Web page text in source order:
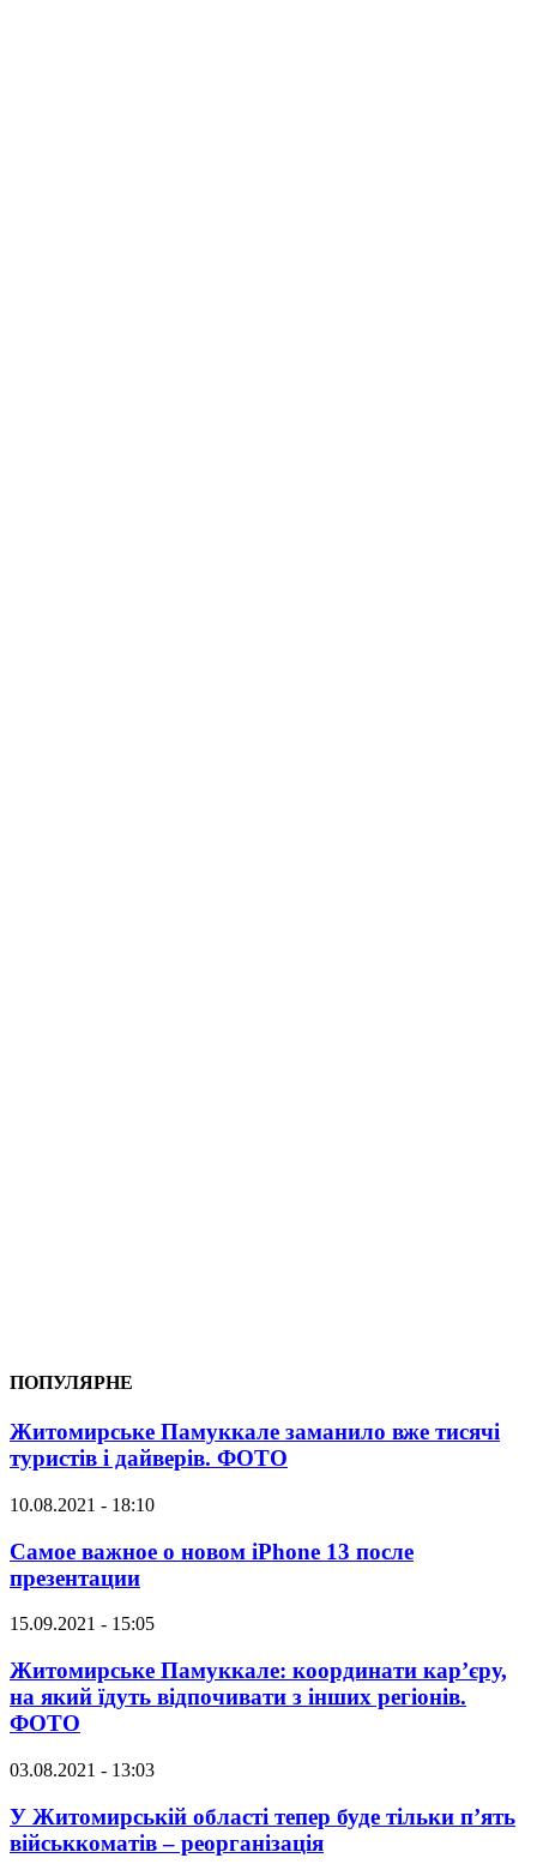
ПОПУЛЯРНЕ
Житомирське Памуккале заманило вже тисячі
туристів і дайверів. ФОТО
10.08.2021 - 18:10
Самое важное о новом iPhone 13 после
презентации
15.09.2021 - 15:05
Житомирське Памуккале: координати кар’єру,
на який їдуть відпочивати з інших регіонів.
ФОТО
03.08.2021 - 13:03
У Житомирській області тепер буде тільки п’ять
військкоматів – реорганізація